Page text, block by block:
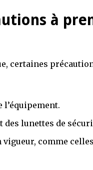
à
certaines
des lunettes de
comme celles